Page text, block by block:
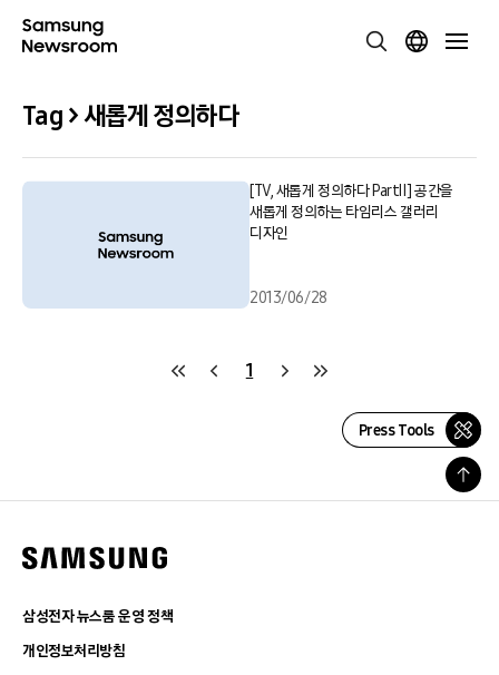
Tag > 새롭게 정의하다
[TV, 새롭게 정의하다 PartⅡ] 공간을
새롭게 정의하는 타임리스 갤러리
디자인
2013/06/28
1
Press Tools
삼성전자 뉴스룸 운영 정책
개인정보처리방침